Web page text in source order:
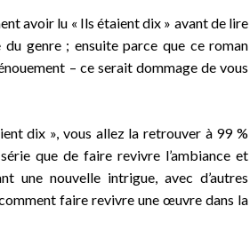
avoir lu « Ils étaient dix » avant de lire
du genre ; ensuite parce que ce roman
– ce serait dommage de vous
dix », vous allez la retrouver à 99 %
que de faire revivre l’ambiance et
une nouvelle intrigue, avec d’autres
faire revivre une œuvre dans la